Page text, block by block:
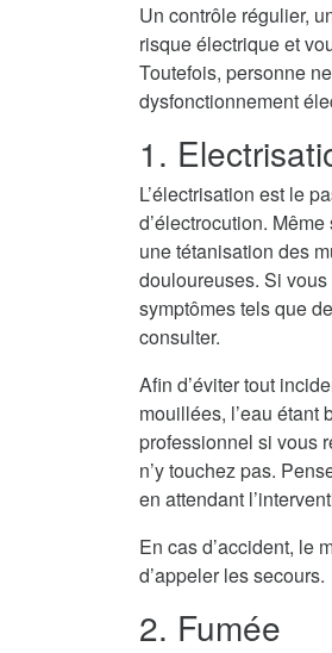
Un contrôle régulier,
risque électrique et
Toutefois, personne
dysfonctionnement
1.
L’électrisation est le
d’électrocution.
une tétanisation des
douloureuses. Si
symptômes tels que
consulter.
Afin d’éviter tout
mouillées, l’eau étant
professionnel si vous
n’y touchez pas.
en attendant
En cas d’accident, le
d’appeler les secours.
2. Fumée